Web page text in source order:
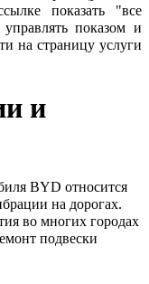
показать "все
показом и
на страницу услуги
и
BYD относится
на дорогах.
во многих городах
подвески